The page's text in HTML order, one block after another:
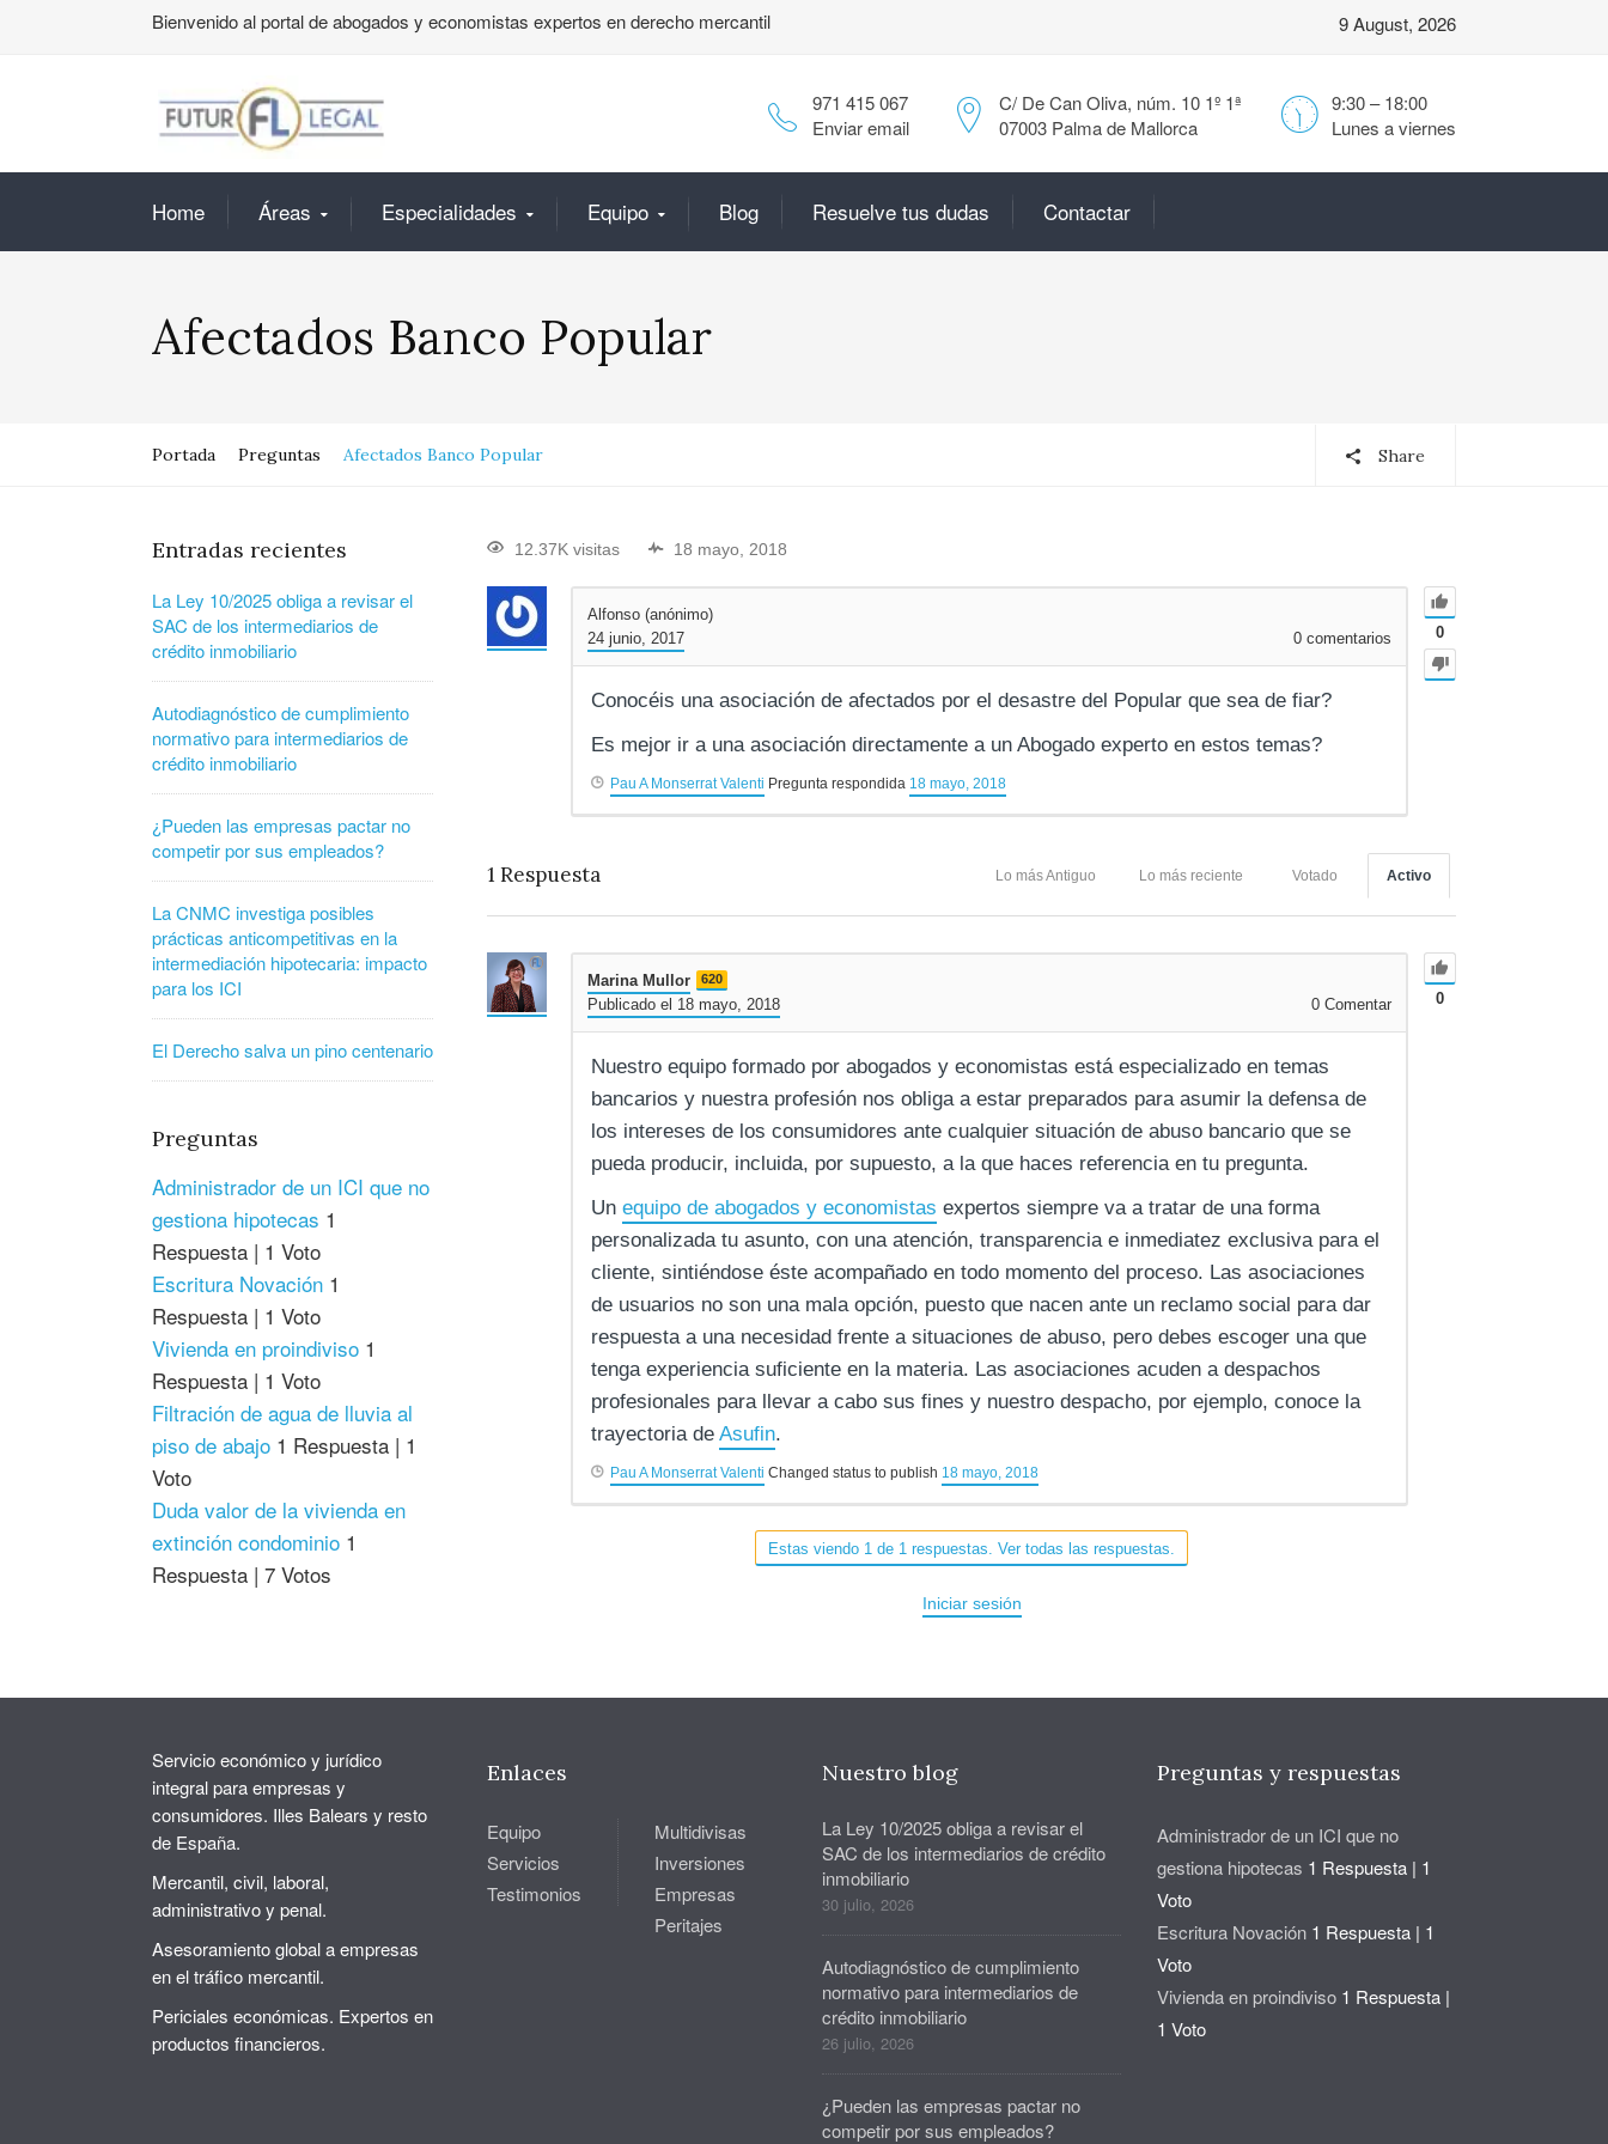
Bienvenido al portal de abogados y economistas expertos en derecho mercantil 9 August, 2026
9:30 – 18:00
Lunes a viernes
C/ De Can Oliva, núm. 10 1º 1ª
07003 Palma de Mallorca
971 415 067
Enviar email
Home Áreas Especialidades Equipo Blog Resuelve tus dudas Contactar
Afectados Banco Popular
Portada Preguntas Afectados Banco Popular Share
12.37K visitas 18 mayo, 2018
0
Alfonso (anónimo)
24 junio, 2017
0 comentarios
Conocéis una asociación de afectados por el desastre del Popular que sea de fiar?
Es mejor ir a una asociación directamente a un Abogado experto en estos temas?
Pau A Monserrat Valenti Pregunta respondida 18 mayo, 2018
1 Respuesta Activo
Votado
Lo más reciente
Lo más Antiguo
0
Marina Mullor 620
Publicado el 18 mayo, 2018 0 Comentar
Nuestro equipo formado por abogados y economistas está especializado en temas
bancarios y nuestra profesión nos obliga a estar preparados para asumir la defensa de
los intereses de los consumidores ante cualquier situación de abuso bancario que se
pueda producir, incluida, por supuesto, a la que haces referencia en tu pregunta.
Un equipo de abogados y economistas expertos siempre va a tratar de una forma
personalizada tu asunto, con una atención, transparencia e inmediatez exclusiva para el
cliente, sintiéndose éste acompañado en todo momento del proceso. Las asociaciones
de usuarios no son una mala opción, puesto que nacen ante un reclamo social para dar
respuesta a una necesidad frente a situaciones de abuso, pero debes escoger una que
tenga experiencia suficiente en la materia. Las asociaciones acuden a despachos
profesionales para llevar a cabo sus fines y nuestro despacho, por ejemplo, conoce la
trayectoria de Asufin.
Pau A Monserrat Valenti Changed status to publish 18 mayo, 2018
Estas viendo 1 de 1 respuestas. Ver todas las respuestas.
Iniciar sesión
Entradas recientes
La Ley 10/2025 obliga a revisar el
SAC de los intermediarios de
crédito inmobiliario
Autodiagnóstico de cumplimiento
normativo para intermediarios de
crédito inmobiliario
¿Pueden las empresas pactar no
competir por sus empleados?
La CNMC investiga posibles
prácticas anticompetitivas en la
intermediación hipotecaria: impacto
para los ICI
El Derecho salva un pino centenario
Preguntas
Administrador de un ICI que no
gestiona hipotecas 1
Respuesta | 1 Voto
Escritura Novación 1
Respuesta | 1 Voto
Vivienda en proindiviso 1
Respuesta | 1 Voto
Filtración de agua de lluvia al
piso de abajo 1 Respuesta | 1
Voto
Duda valor de la vivienda en
extinción condominio 1
Respuesta | 7 Votos
Servicio económico y jurídico
integral para empresas y
consumidores. Illes Balears y resto
de España.
Mercantil, civil, laboral,
administrativo y penal.
Asesoramiento global a empresas
en el tráfico mercantil.
Periciales económicas. Expertos en
productos financieros.
Enlaces
Equipo
Servicios
Testimonios
Multidivisas
Inversiones
Empresas
Peritajes
Nuestro blog
La Ley 10/2025 obliga a revisar el
SAC de los intermediarios de crédito
inmobiliario
30 julio, 2026
Autodiagnóstico de cumplimiento
normativo para intermediarios de
crédito inmobiliario
26 julio, 2026
¿Pueden las empresas pactar no
competir por sus empleados?
Preguntas y respuestas
Administrador de un ICI que no
gestiona hipotecas 1 Respuesta | 1
Voto
Escritura Novación 1 Respuesta | 1
Voto
Vivienda en proindiviso 1 Respuesta |
1 Voto